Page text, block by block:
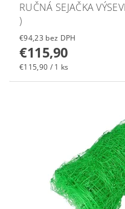
RUČNÁ SEJAČKA
)
€94,23 bez DPH
€115,90
€115,90 / 1 ks